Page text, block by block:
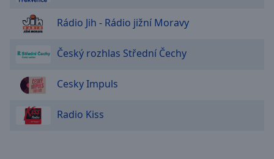
Rádio Jih - Rádio jižní Moravy
Český rozhlas Střední Čechy
Cesky Impuls
Radio Kiss